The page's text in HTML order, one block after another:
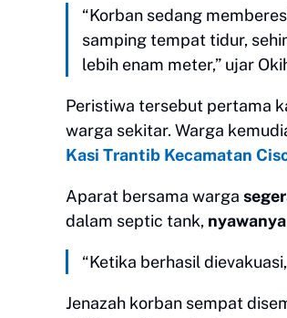
“Korban sedang
samping tempat tidur,
lebih enam meter,” ujar
Peristiwa tersebut pertama
warga sekitar. Warga
Kasi Trantib Kecamatan
Aparat bersama warga
dalam septic tank,
“Ketika berhasil
Jenazah korban sempat